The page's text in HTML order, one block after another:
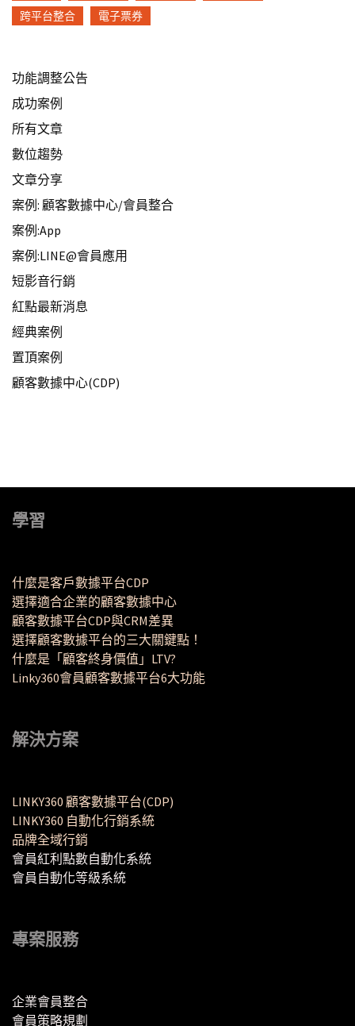
跨平台整合
電子票券
功能調整公告
成功案例
所有文章
數位趨勢
文章分享
案例: 顧客數據中心/會員整合
案例:App
案例:LINE@會員應用
短影音行銷
紅點最新消息
經典案例
置頂案例
顧客數據中心(CDP)
學習
什麼是客戶數據平台CDP
選擇適合企業的顧客數據中心
顧客數據平台CDP與CRM差異
選擇顧客數據平台的三大關鍵點！
什麼是「顧客終身價值」LTV?
Linky360會員顧客數據平台6大功能
解決方案
LINKY360 顧客數據平台(CDP)
LINKY360 自動化行銷系統
品牌全域行銷
會員紅利點數自動化系統
會員自動化等級系統
專案服務
企業會員整合
會員策略規劃